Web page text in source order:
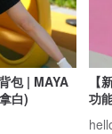
包 | MAYA
白)
【